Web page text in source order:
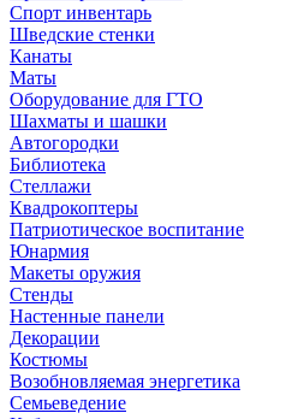
Спорт инвентарь
Шведские стенки
Канаты
Маты
Оборудование для ГТО
Шахматы и шашки
Автогородки
Библиотека
Стеллажи
Квадрокоптеры
Патриотическое воспитание
Юнармия
Макеты оружия
Стенды
Настенные панели
Декорации
Костюмы
Возобновляемая энергетика
Семьеведение